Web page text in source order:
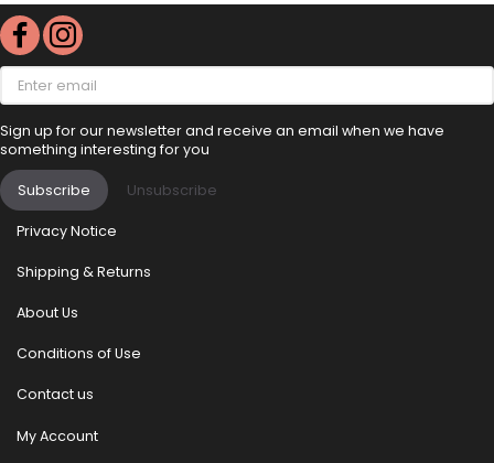
Enter
email
Sign up for our newsletter and receive an email when we have
something interesting for you
Subscribe Unsubscribe
Privacy Notice
Shipping & Returns
About Us
Conditions of Use
Contact us
My Account